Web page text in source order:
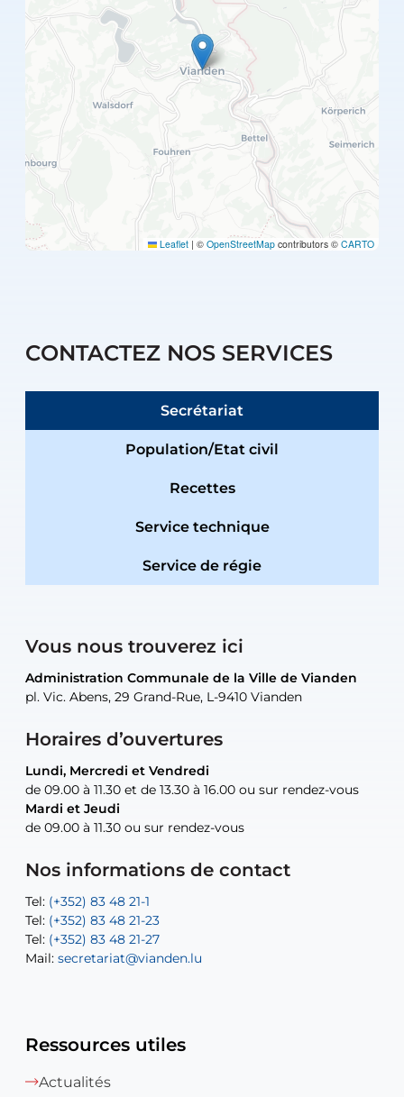
Leaflet | © OpenStreetMap contributors © CARTO
CONTACTEZ NOS SERVICES
Secrétariat
Population/Etat civil
Recettes
Service technique
Service de régie
Vous nous trouverez ici
Administration Communale de la Ville de Vianden
pl. Vic. Abens, 29 Grand-Rue, L-9410 Vianden
Horaires d’ouvertures
Lundi, Mercredi et Vendredi
de 09.00 à 11.30 et de 13.30 à 16.00 ou sur rendez-vous
Mardi et Jeudi
de 09.00 à 11.30 ou sur rendez-vous
Nos informations de contact
Tel: (+352) 83 48 21-1
Tel: (+352) 83 48 21-23
Tel: (+352) 83 48 21-27
Mail: secretariat@vianden.lu
Administration Communale de la Ville de Vianden
pl. Vic. Abens, 29 Grand-Rue, L-9410 Vianden
Lundi, Mercredi et Vendredi
de 09.00 à 11.30 et de 13.30 à 16.00 ou sur rendez-vous
Mardi et Jeudi
de 09.00 à 11.30 ou sur rendez-vous
Tel: (+352) 83 48 21-20
Tel: (+352) 83 48 21-22
Mail:sofia.carvalho@vianden.lu
Mail: diane.storn@vianden.lu
Administration Communale de la Ville de Vianden
pl. Vic. Abens, 29 Grand-Rue, L-9410 Vianden
uniquement sur rendez-vous
Mail:recette@vianden.lu
Administration Communale de la Ville de Vianden
pl. Vic. Abens, 29 Grand-Rue, L-9410 Vianden
uniquement sur rendez-vous
Tel:(+352) 83 48 21-31
Atelier Communal de la Ville de Vianden
30, rue Neugarten, L-9422 Vianden
uniquement sur rendez-vous
Tel:Permanence (Fuite d’eau) : 83 48 21 61
Ressources utiles
Actualités